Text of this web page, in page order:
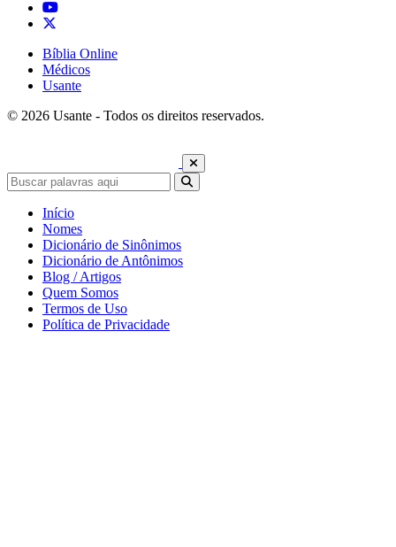
Bíblia Online
Médicos
Usante
© 2026 Usante - Todos os direitos reservados.
Início
Nomes
Dicionário de Sinônimos
Dicionário de Antônimos
Blog / Artigos
Quem Somos
Termos de Uso
Política de Privacidade